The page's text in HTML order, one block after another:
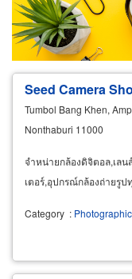
Wholesale
Exporter/Importer
Seed Camera
Tumbol Bang Khen,
Nonthaburi 11000
จำหน่ายกล้องดิจิตอล,เลน
เตอร์,อุปกรณ์กล้องถ่ายรูป
Category :